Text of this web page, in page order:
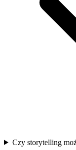
Czy storytelling